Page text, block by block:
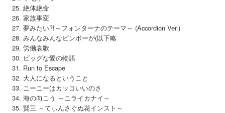
絶体絶命
家族事変
夢みたい?!～フォンターナのテーマ～ (Accordion Ver.)
みんなみんなビンボーが(以下略
労働哀歌
ビッグな愛の物語
Run to Escape
大人になるということ
ニーニーはカッコいいのさ
海の向こう ～ニライカナイ～
賢三 ～てぃんさぐぬ花インスト～